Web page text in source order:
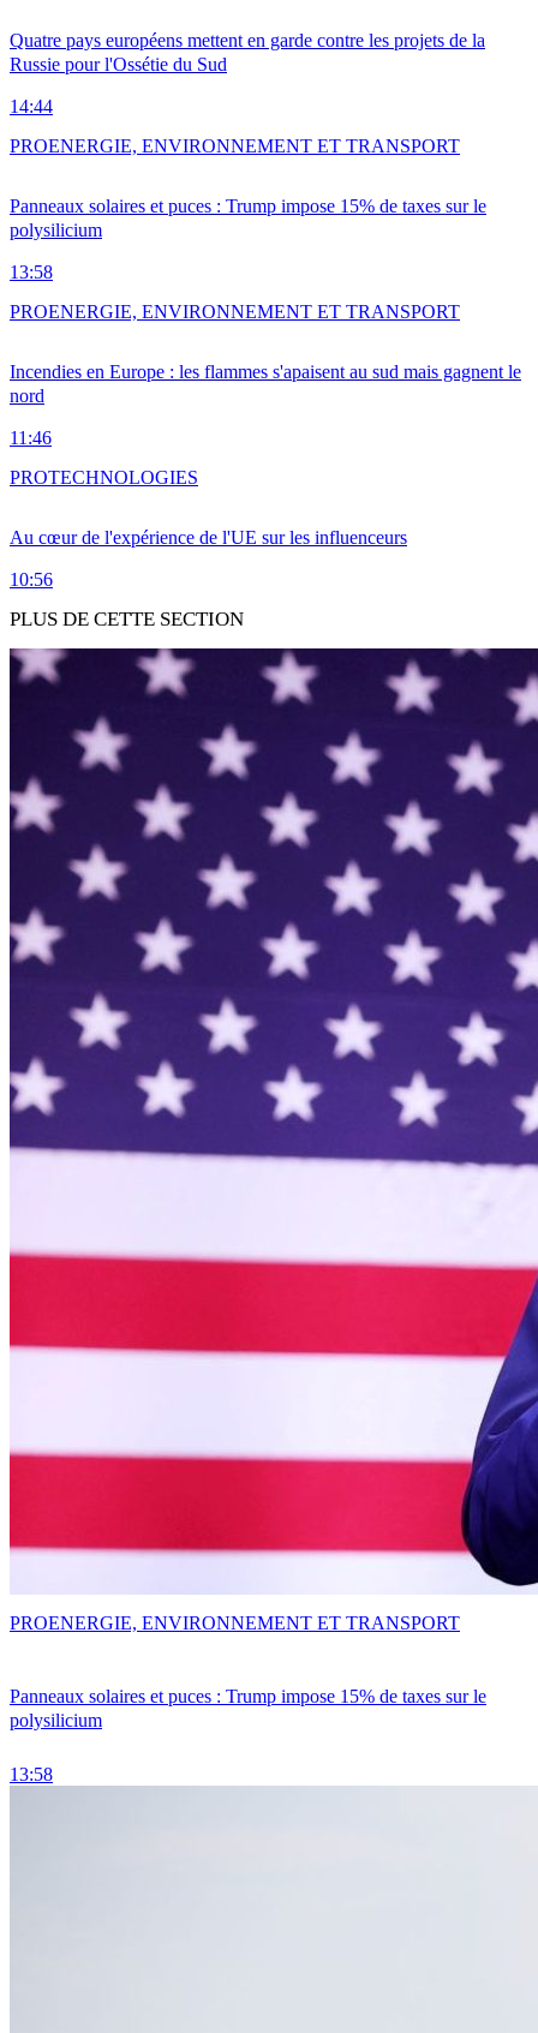
Quatre pays européens mettent en garde contre les projets de la
Russie pour l'Ossétie du Sud
14:44
Panneaux solaires et puces : Trump impose 15% de taxes sur le
polysilicium
13:58
PROENERGIE, ENVIRONNEMENT ET TRANSPORT
Incendies en Europe : les flammes s'apaisent au sud mais gagnent le
nord
11:46
PROENERGIE, ENVIRONNEMENT ET TRANSPORT
Au cœur de l'expérience de l'UE sur les influenceurs
10:56
PROTECHNOLOGIES
PLUS DE CETTE SECTION
Panneaux solaires et puces : Trump impose 15% de taxes sur le
polysilicium
13:58
PROENERGIE, ENVIRONNEMENT ET TRANSPORT